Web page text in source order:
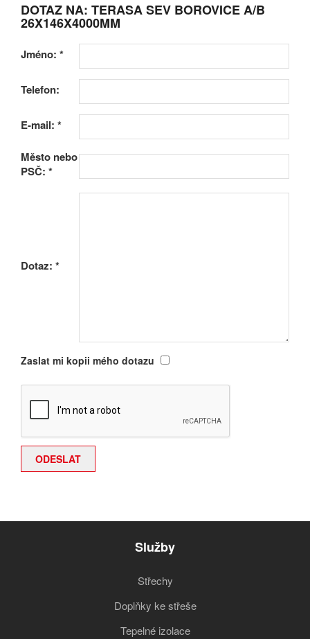
DOTAZ NA: TERASA SEV BOROVICE A/B
26X146X4000MM
Jméno: *
Telefon:
E-mail: *
Město nebo
PSČ: *
Dotaz: *
Zaslat mi kopii mého dotazu
Služby
Střechy
Doplňky ke střeše
Tepelné izolace